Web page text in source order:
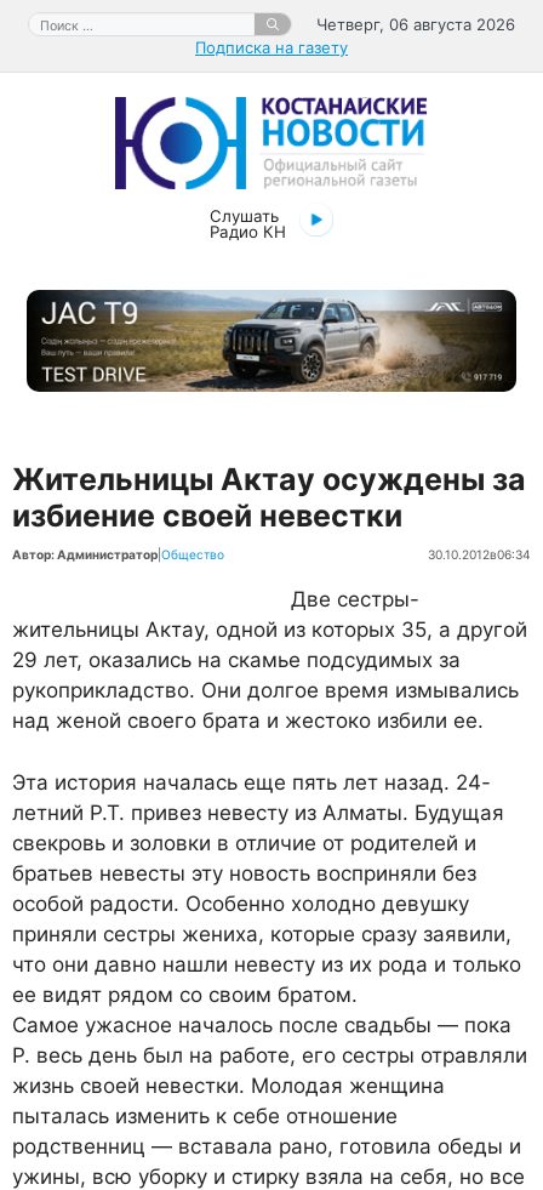
Перейти
содержимому
Поиск:
Четверг, 06 августа 2026
Подписка на газету
Слушать
Радио КН
Жительницы Актау осуждены за
избиение своей невестки
Автор: Администратор Общество 30.10.2012в06:34
Две сестры-
жительницы Актау, одной из которых 35, а другой
29 лет, оказались на скамье подсудимых за
рукоприкладство. Они долгое время измывались
над женой своего брата и жестоко избили ее.
Эта история началась еще пять лет назад. 24-
летний Р.Т. привез невесту из Алматы. Будущая
свекровь и золовки в отличие от родителей и
братьев невесты эту новость восприняли без
особой радости. Особенно холодно девушку
приняли сестры жениха, которые сразу заявили,
что они давно нашли невесту из их рода и только
ее видят рядом со своим братом.
Самое ужасное началось после свадьбы — пока
Р. весь день был на работе, его сестры отравляли
жизнь своей невестки. Молодая женщина
пыталась изменить к себе отношение
родственниц — вставала рано, готовила обеды и
ужины, всю уборку и стирку взяла на себя, но все